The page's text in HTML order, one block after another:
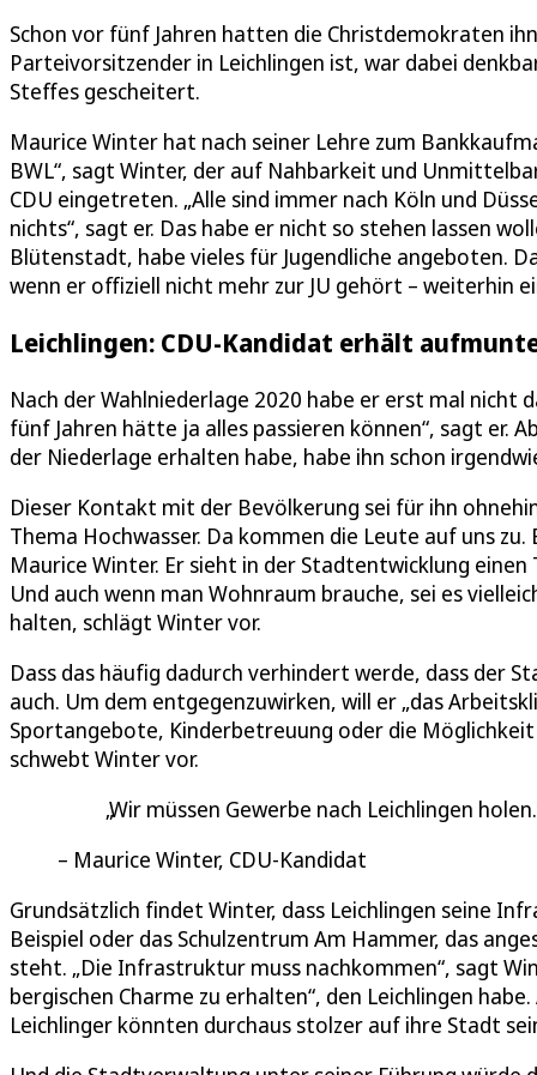
Schon vor fünf Jahren hatten die Christdemokraten
Parteivorsitzender in Leichlingen ist, war dabei
Steffes gescheitert.
Maurice Winter hat nach seiner Lehre zum
BWL“, sagt Winter, der auf Nahbarkeit und
CDU eingetreten. „Alle sind immer nach Köln und
nichts“, sagt er. Das habe er nicht so stehen lassen
Blütenstadt, habe vieles für Jugendliche angeboten.
wenn er offiziell nicht mehr zur JU gehört – weiterhin
Leichlingen: CDU-Kandidat erhält
Nach der Wahlniederlage 2020 habe er erst mal nicht
fünf Jahren hätte ja alles passieren können“, sagt er.
der Niederlage erhalten habe, habe ihn schon
Dieser Kontakt mit der Bevölkerung sei für ihn
Thema Hochwasser. Da kommen die Leute auf uns
Maurice Winter. Er sieht in der Stadtentwicklung
Und auch wenn man Wohnraum brauche, sei es
halten, schlägt Winter vor.
Dass das häufig dadurch verhindert werde, dass der
auch. Um dem entgegenzuwirken, will er „das
Sportangebote, Kinderbetreuung oder die
schwebt Winter vor.
Wir müssen Gewerbe nach Leichlingen holen.
Maurice Winter, CDU-Kandidat
Grundsätzlich findet Winter, dass Leichlingen seine
Beispiel oder das Schulzentrum Am Hammer, das
steht. „Die Infrastruktur muss nachkommen“, sagt
bergischen Charme zu erhalten“, den Leichlingen
Leichlinger könnten durchaus stolzer auf ihre Stadt